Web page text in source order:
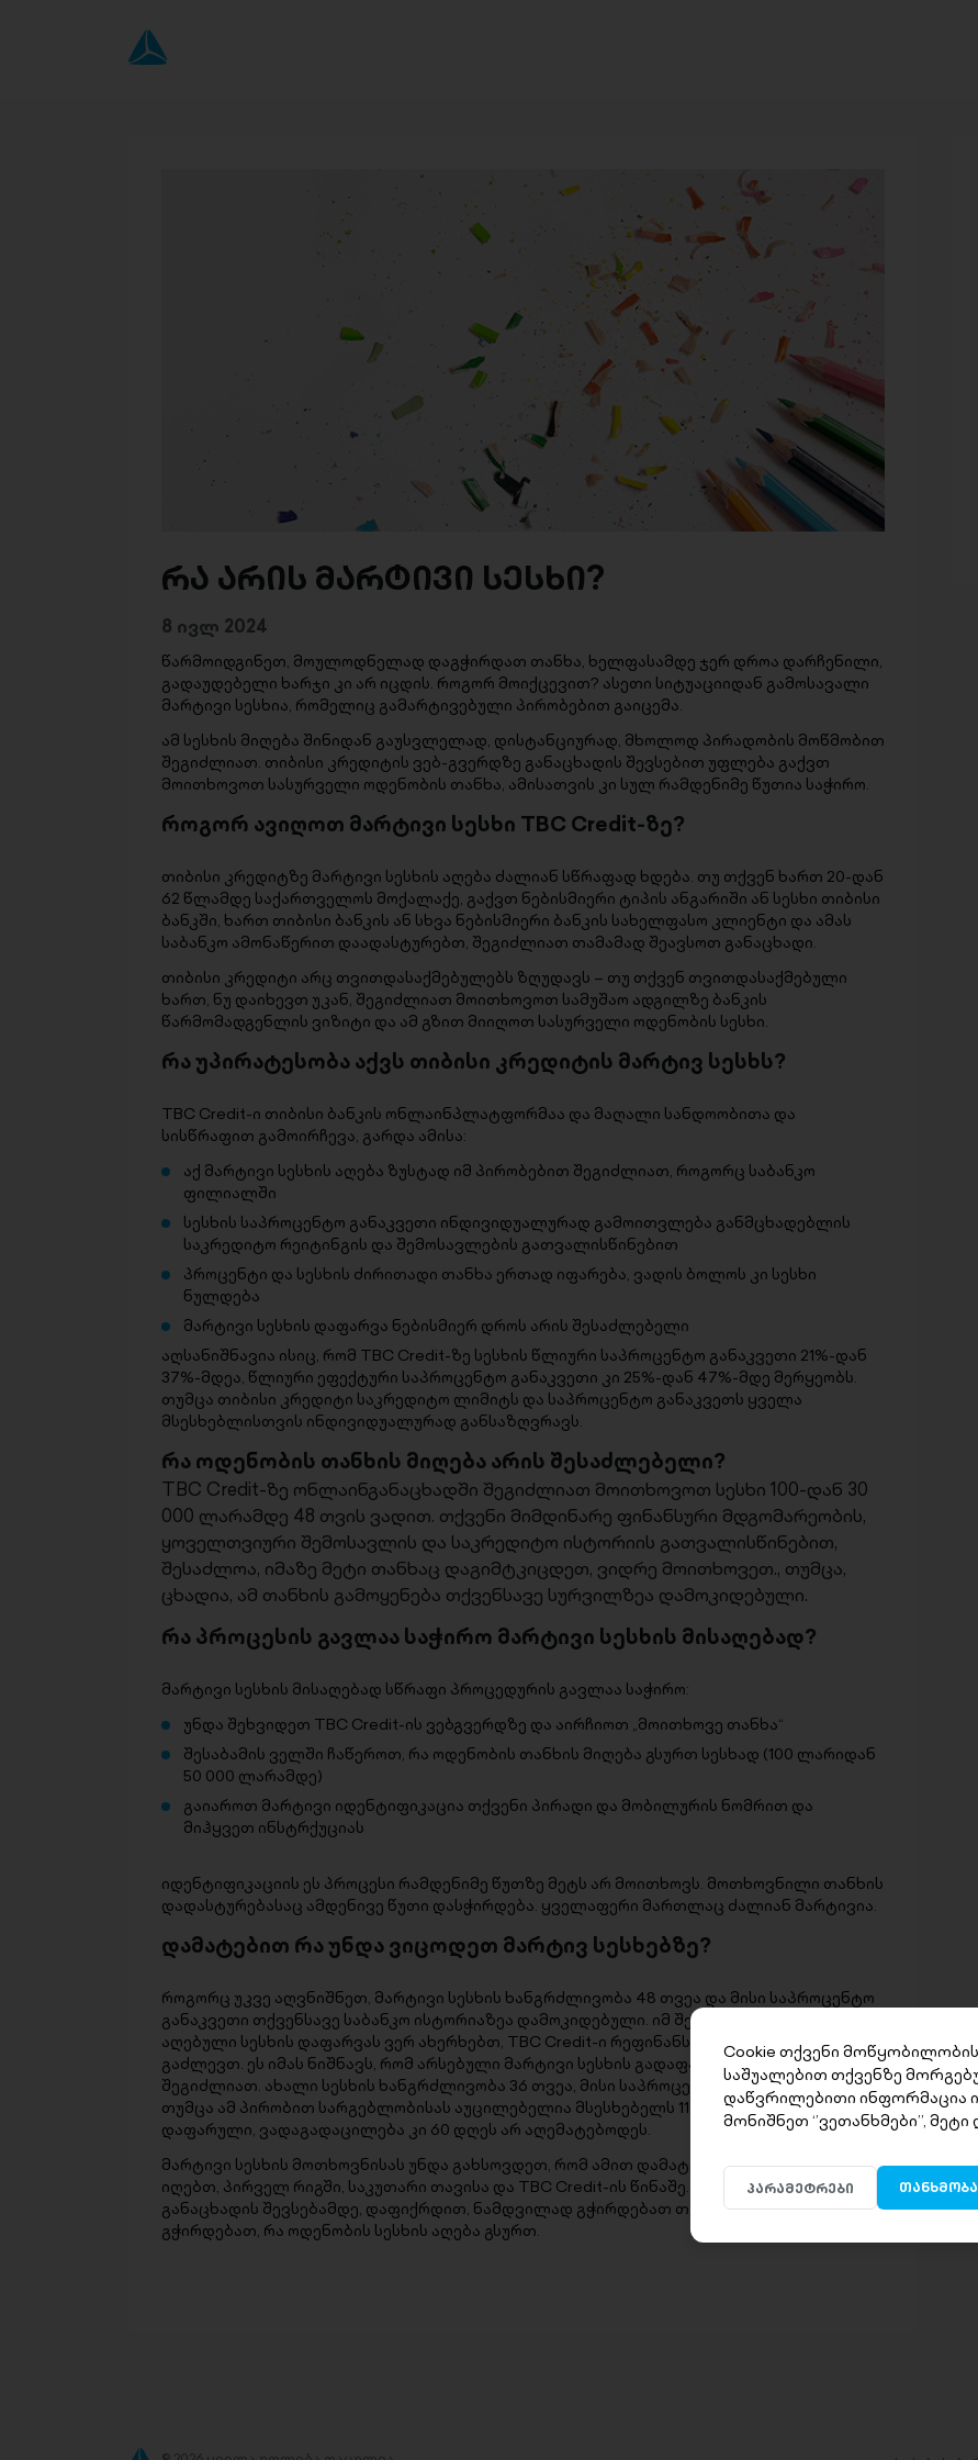
რა არის მარტივი სესხი?
8 ივლ 2024
წარმოიდგინეთ, მოულოდნელად დაგჭირდათ თანხა, ხელფასამდე ჯერ დროა დარჩენილი,
გადაუდებელი ხარჯი კი არ იცდის. როგორ მოიქცევით? ასეთი სიტუაციიდან გამოსავალი
მარტივი სესხია, რომელიც გამარტივებული პირობებით გაიცემა.
ამ სესხის მიღება შინიდან გაუსვლელად, დისტანციურად, მხოლოდ პირადობის მოწმობით
შეგიძლიათ. თიბისი კრედიტის ვებ-გვერდზე განაცხადის შევსებით უფლება გაქვთ
მოითხოვოთ სასურველი ოდენობის თანხა, ამისათვის კი სულ რამდენიმე წუთია საჭირო.
როგორ ავიღოთ მარტივი სესხი TBC Credit-ზე?
თიბისი კრედიტზე მარტივი სესხის აღება ძალიან სწრაფად ხდება. თუ თქვენ ხართ 20-დან
62 წლამდე საქართველოს მოქალაქე, გაქვთ ნებისმიერი ტიპის ანგარიში ან სესხი თიბისი
ბანკში, ხართ თიბისი ბანკის ან სხვა ნებისმიერი ბანკის სახელფასო კლიენტი და ამას
საბანკო ამონაწერით დაადასტურებთ, შეგიძლიათ თამამად შეავსოთ განაცხადი.
თიბისი კრედიტი არც თვითდასაქმებულებს ზღუდავს – თუ თქვენ თვითდასაქმებული
ხართ, ნუ დაიხევთ უკან, შეგიძლიათ მოითხოვოთ სამუშაო ადგილზე ბანკის
წარმომადგენლის ვიზიტი და ამ გზით მიიღოთ სასურველი ოდენობის სესხი.
რა უპირატესობა აქვს თიბისი კრედიტის მარტივ სესხს?
TBC Credit-ი თიბისი ბანკის ონლაინპლატფორმაა და მაღალი სანდოობითა და
სისწრაფით გამოირჩევა, გარდა ამისა:
აქ მარტივი სესხის აღება ზუსტად იმ პირობებით შეგიძლიათ, როგორც საბანკო
ფილიალში
სესხის საპროცენტო განაკვეთი ინდივიდუალურად გამოითვლება განმცხადებლის
საკრედიტო რეიტინგის და შემოსავლების გათვალისწინებით
პროცენტი და სესხის ძირითადი თანხა ერთად იფარება, ვადის ბოლოს კი სესხი
ნულდება
მარტივი სესხის დაფარვა ნებისმიერ დროს არის შესაძლებელი
აღსანიშნავია ისიც, რომ TBC Credit-ზე სესხის წლიური საპროცენტო განაკვეთი 21%-დან
37%-მდეა, წლიური ეფექტური საპროცენტო განაკვეთი კი 25%-დან 47%-მდე მერყეობს.
თუმცა თიბისი კრედიტი საკრედიტო ლიმიტს და საპროცენტო განაკვეთს ყველა
მსესხებლისთვის ინდივიდუალურად განსაზღვრავს.
რა ოდენობის თანხის მიღება არის შესაძლებელი?
TBC Credit-ზე ონლაინგანაცხადში შეგიძლიათ მოითხოვოთ სესხი 100-დან 30
000 ლარამდე 48 თვის ვადით. თქვენი მიმდინარე ფინანსური მდგომარეობის,
ყოველთვიური შემოსავლის და საკრედიტო ისტორიის გათვალისწინებით,
შესაძლოა, იმაზე მეტი თანხაც დაგიმტკიცდეთ, ვიდრე მოითხოვეთ., თუმცა,
ცხადია, ამ თანხის გამოყენება თქვენსავე სურვილზეა დამოკიდებული.
რა პროცესის გავლაა საჭირო მარტივი სესხის მისაღებად?
მარტივი სესხის მისაღებად სწრაფი პროცედურის გავლაა საჭირო:
უნდა შეხვიდეთ TBC Credit-ის ვებგვერდზე და აირჩიოთ „მოითხოვე თანხა“
შესაბამის ველში ჩაწეროთ, რა ოდენობის თანხის მიღება გსურთ სესხად (100 ლარიდან
50 000 ლარამდე)
გაიაროთ მარტივი იდენტიფიკაცია თქვენი პირადი და მობილურის ნომრით და
მიჰყვეთ ინსტრქუციას
იდენტიფიკაციის ეს პროცესი რამდენიმე წუთზე მეტს არ მოითხოვს. მოთხოვნილი თანხის
დადასტურებასაც ამდენივე წუთი დასჭირდება. ყველაფერი მართლაც ძალიან მარტივია.
დამატებით რა უნდა ვიცოდეთ მარტივ სესხებზე?
როგორც უკვე აღვნიშნეთ, მარტივი სესხის ხანგრძლივობა 48 თვეა და მისი საპროცენტო
განაკვეთი თქვენსავე საბანკო ისტორიაზეა დამოკიდებული. იმ შემთხვევაში, თუ
აღებული სესხის დაფარვას ვერ ახერხებთ, TBC Credit-ი რეფინანსირების საშუალებას
გაძლევთ. ეს იმას ნიშნავს, რომ არსებული მარტივი სესხის გადაფარვა ახალი სესხით
შეგიძლიათ. ახალი სესხის ხანგრძლივობა 36 თვეა, მისი საპროცენტო განაკვეთი კი 41%.
თუმცა ამ პირობით სარგებლობისას აუცილებელია მსესხებელს 11 თვე მაინც ჰქონდეს
დაფარული, ვადაგადაცილება კი 60 დღეს არ აღემატებოდეს.
მარტივი სესხის მოთხოვნისას უნდა გახსოვდეთ, რომ ამით დამატებით ვალდებულებას
იღებთ, პირველ რიგში, საკუთარი თავისა და TBC Credit-ის წინაშე. სწორედ ამიტომ,
განაცხადის შევსებამდე, დაფიქრდით, ნამდვილად გჭირდებათ თუ არა თანხა და თუ
გჭირდებათ, რა ოდენობის სესხის აღება გსურთ.
Cookie თქვენი
საშუალებით თქვენზე
დაწვრილებითი ინფორმაცია
მონიშნეთ ‘’ვეთანხმები’’,
პარამეტრები თანხმობა